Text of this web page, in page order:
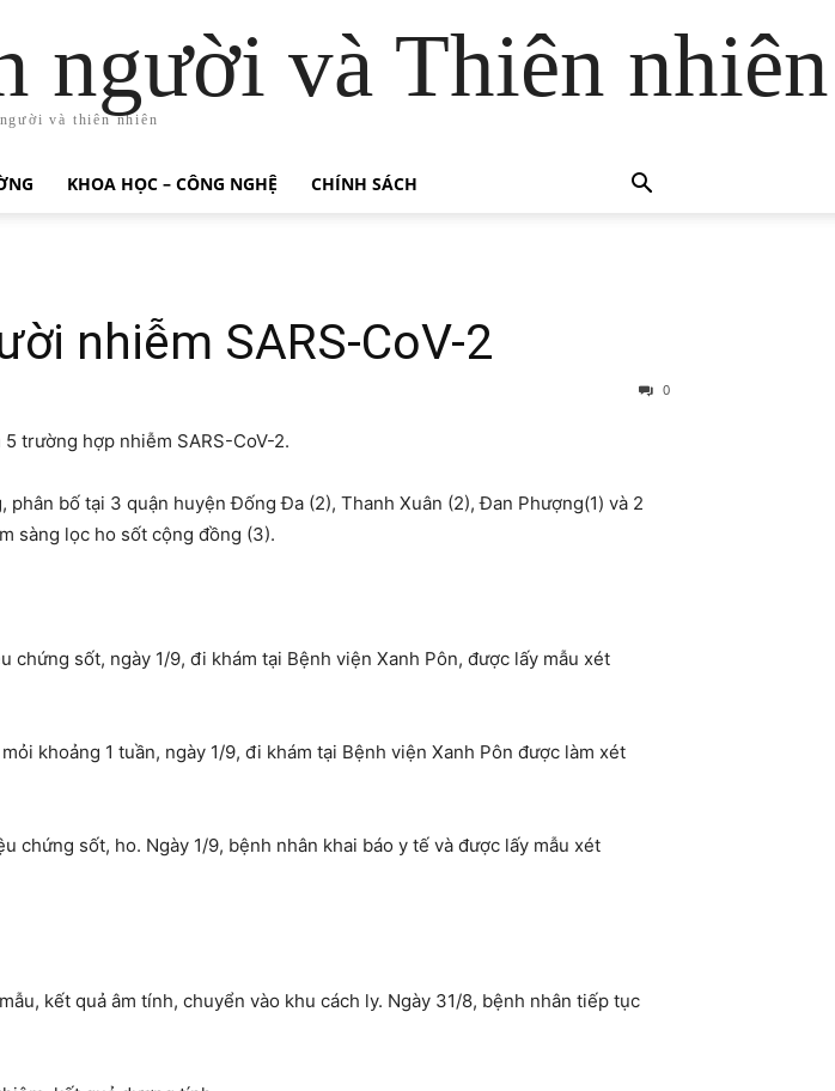
người và Thiên nhiên
và thiên nhiên
KHOA HỌC – CÔNG NGHỆ CHÍNH SÁCH
nhiễm SARS-CoV-2
0
trường hợp nhiễm SARS-CoV-2.
bố tại 3 quận huyện Đống Đa (2), Thanh Xuân (2), Đan Phượng(1) và 2
sàng lọc ho sốt cộng đồng (3).
sốt, ngày 1/9, đi khám tại Bệnh viện Xanh Pôn, được lấy mẫu xét
khoảng 1 tuần, ngày 1/9, đi khám tại Bệnh viện Xanh Pôn được làm xét
chứng sốt, ho. Ngày 1/9, bệnh nhân khai báo y tế và được lấy mẫu xét
kết quả âm tính, chuyển vào khu cách ly. Ngày 31/8, bệnh nhân tiếp tục